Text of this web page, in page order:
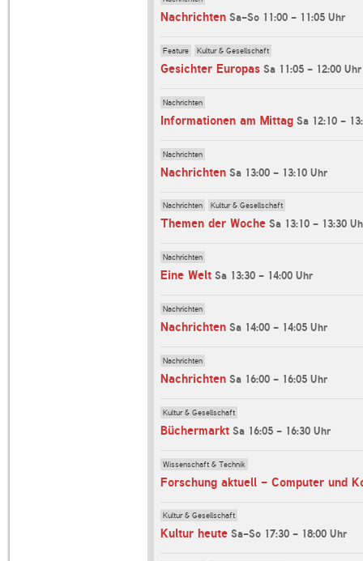
Nachrichten Sa-So 11:00 - 11:05 Uhr
Feature Kultur & Gesellschaft
Gesichter Europas Sa 11:05 - 12:00 Uhr
Nachrichten
Informationen am Mittag Sa 12:10 -
Nachrichten
Nachrichten Sa 13:00 - 13:10 Uhr
Nachrichten Kultur & Gesellschaft
Themen der Woche Sa 13:10 - 13:30
Nachrichten
Eine Welt Sa 13:30 - 14:00 Uhr
Nachrichten
Nachrichten Sa 14:00 - 14:05 Uhr
Nachrichten
Nachrichten Sa 16:00 - 16:05 Uhr
Kultur & Gesellschaft
Büchermarkt Sa 16:05 - 16:30 Uhr
Wissenschaft & Technik
Forschung aktuell - Computer und
Kultur & Gesellschaft
Kultur heute Sa-So 17:30 - 18:00 Uhr